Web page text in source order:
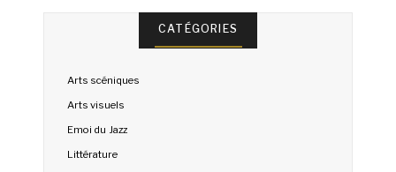
CATÉGORIES
Arts scéniques
Arts visuels
Emoi du Jazz
Littérature